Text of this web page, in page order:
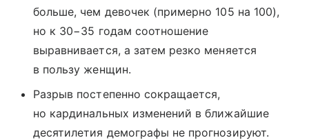
больше, чем девочек (примерно 105 на 100),
но к 30−35 годам соотношение
выравнивается, а затем резко меняется
в пользу женщин.
Разрыв постепенно сокращается,
но кардинальных изменений в ближайшие
десятилетия демографы не прогнозируют.